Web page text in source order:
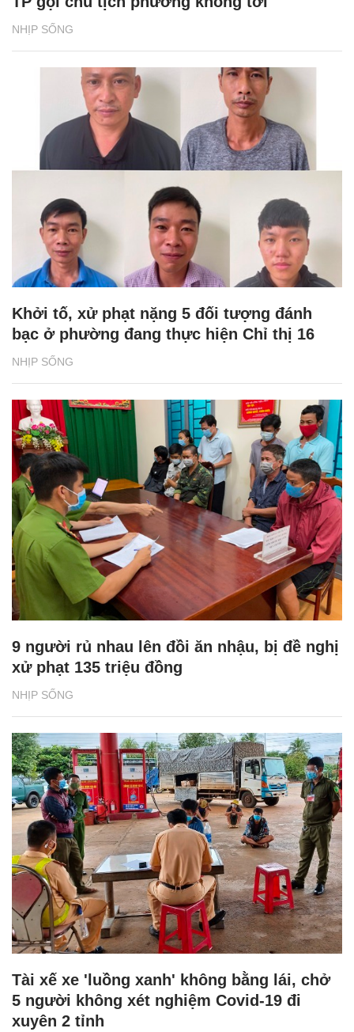
NHỊP SỐNG
NHỊP SỐNG
Khởi tố, xử phạt nặng 5 đối tượng đánh
bạc ở phường đang thực hiện Chỉ thị 16
NHỊP SỐNG
9 người rủ nhau lên đồi ăn nhậu, bị đề nghị
xử phạt 135 triệu đồng
Tài xế xe 'luồng xanh' không bằng lái, chở
5 người không xét nghiệm Covid-19 đi
xuyên 2 tỉnh